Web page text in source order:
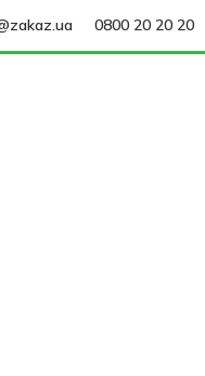
0800 20 20 20